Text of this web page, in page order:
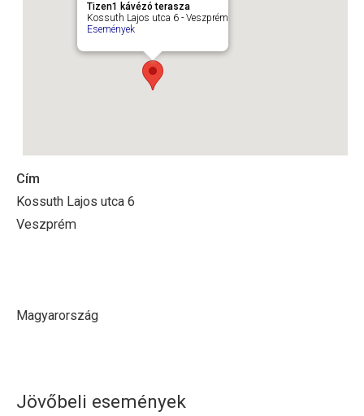
Tizen1 kávézó terasza
Kossuth Lajos utca 6 - Veszprém
Események
Cím
Kossuth Lajos utca 6
Veszprém
Magyarország
Jövőbeli események